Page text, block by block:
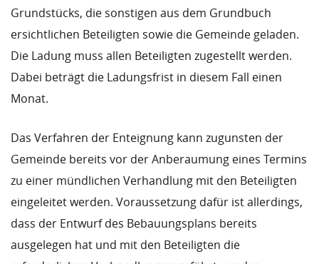
Grundstücks, die sonstigen aus dem Grundbuch
ersichtlichen Beteiligten sowie die Gemeinde geladen.
Die Ladung muss allen Beteiligten zugestellt werden.
Dabei beträgt die Ladungsfrist in diesem Fall einen
Monat.
Das Verfahren der Enteignung kann zugunsten der
Gemeinde bereits vor der Anberaumung eines Termins
zu einer mündlichen Verhandlung mit den Beteiligten
eingeleitet werden. Voraussetzung dafür ist allerdings,
dass der Entwurf des Bebauungsplans bereits
ausgelegen hat und mit den Beteiligten die